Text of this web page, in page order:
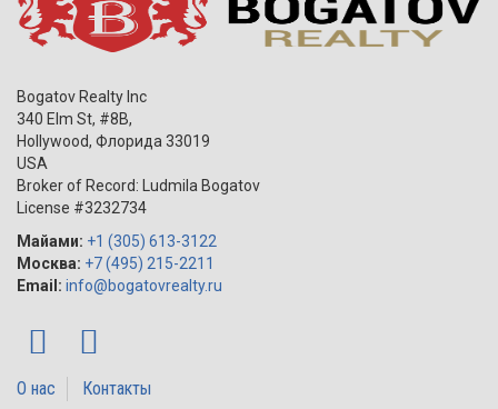
Bogatov Realty Inc
340 Elm St, #8B,
Hollywood, Флорида 33019
USA
Broker of Record: Ludmila Bogatov
License #3232734
Майами: +1 (305) 613-3122
Москва: +7 (495) 215-2211
Email: info@bogatovrealty.ru
О нас Контакты